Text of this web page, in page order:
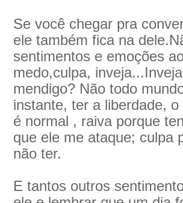
Se você chegar pra
ele também fica na
sentimentos e emoções
medo,culpa,
mendigo? Não todo
instante, ter a liberdade,
é normal , raiva porque
que ele me ataque; culpa
não ter.
E tantos outros